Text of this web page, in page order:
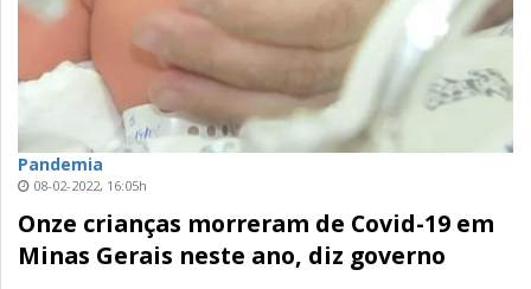
Pandemia
08-02-2022, 16:05h
Onze crianças morreram de Covid-19 em
Minas Gerais neste ano, diz governo